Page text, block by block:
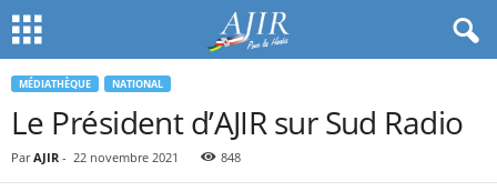
MÉDIATHÈQUE NATIONAL
Le Président d’AJIR sur Sud Radio
Par AJIR - 22 novembre 2021 848